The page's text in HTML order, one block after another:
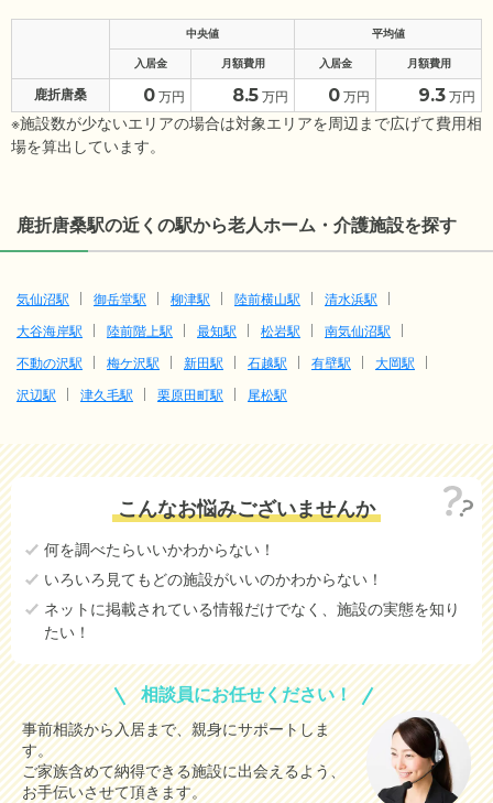
中央値 平均値
入居金 月額費用 入居金 月額費用
鹿折唐桑 0 万円 8.5 万円 0 万円 9.3 万円
※施設数が少ないエリアの場合は対象エリアを周辺まで広げて費用相
場を算出しています。
鹿折唐桑駅の近くの駅から老人ホーム・介護施設を探す
気仙沼駅 御岳堂駅 柳津駅 陸前横山駅
清水浜駅
大谷海岸駅
陸前階上駅 最知駅 松岩駅
南気仙沼駅
不動の沢駅
梅ケ沢駅 新田駅 石越駅 有壁駅
大岡駅
沢辺駅
津久毛駅 栗原田町駅 尾松駅
こんなお悩みございませんか
何を調べたらいいかわからない！
いろいろ見てもどの施設がいいのかわからない！
ネットに掲載されている情報だけでなく、施設の実態を知り
たい！
相談員にお任せください！
事前相談から入居まで、親身にサポートしま
す。
ご家族含めて納得できる施設に出会えるよう、
お手伝いさせて頂きます。